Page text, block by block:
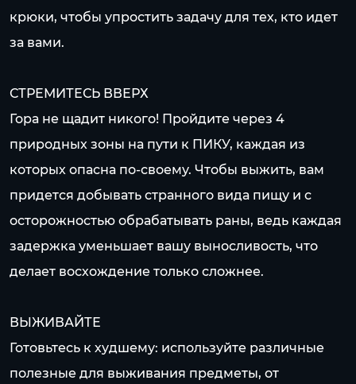
крюки, чтобы упростить задачу для тех, кто идет
за вами.
СТРЕМИТЕСЬ ВВЕРХ
Гора не щадит никого! Пройдите через 4
природных зоны на пути к ПИКУ, каждая из
которых опасна по-своему. Чтобы выжить, вам
придется добывать странного вида пищу и с
осторожностью обрабатывать раны, ведь каждая
задержка уменьшает вашу выносливость, что
делает восхождение только сложнее.
ВЫЖИВАЙТЕ
Готовьтесь к худшему: используйте различные
полезные для выживания предметы, от